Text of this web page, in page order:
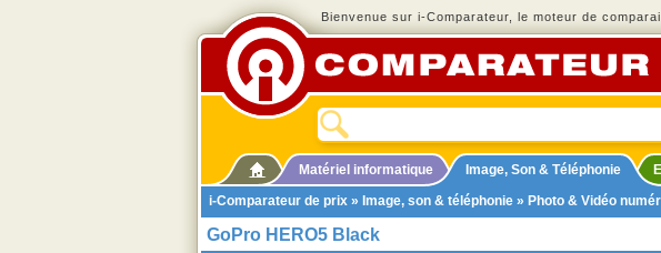
Bienvenue sur i-Comparateur, le moteur de
Matériel informatique Image, Son & Téléphonie
i-Comparateur de prix » Image, son & téléphonie » Photo & Vidéo
GoPro HERO5 Black